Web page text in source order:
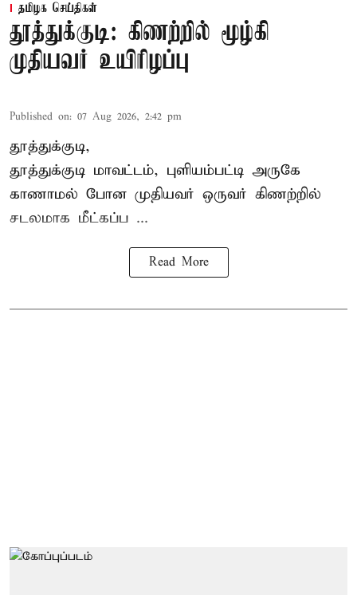
தமிழக செய்திகள்
தூத்துக்குடி: கிணற்றில் மூழ்கி
முதியவர் உயிரிழப்பு
Published on: 07 Aug 2026, 2:42 pm
தூத்துக்குடி,
தூத்துக்குடி மாவட்டம், புளியம்பட்டி அருகே
காணாமல் போன முதியவர் ஒருவர் கிணற்றில்
சடலமாக மீட்கப்ப ...
Read More